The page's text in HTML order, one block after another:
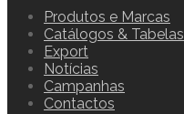
Produtos e Marcas
Catálogos & Tabelas
Export
Notícias
Campanhas
Contactos